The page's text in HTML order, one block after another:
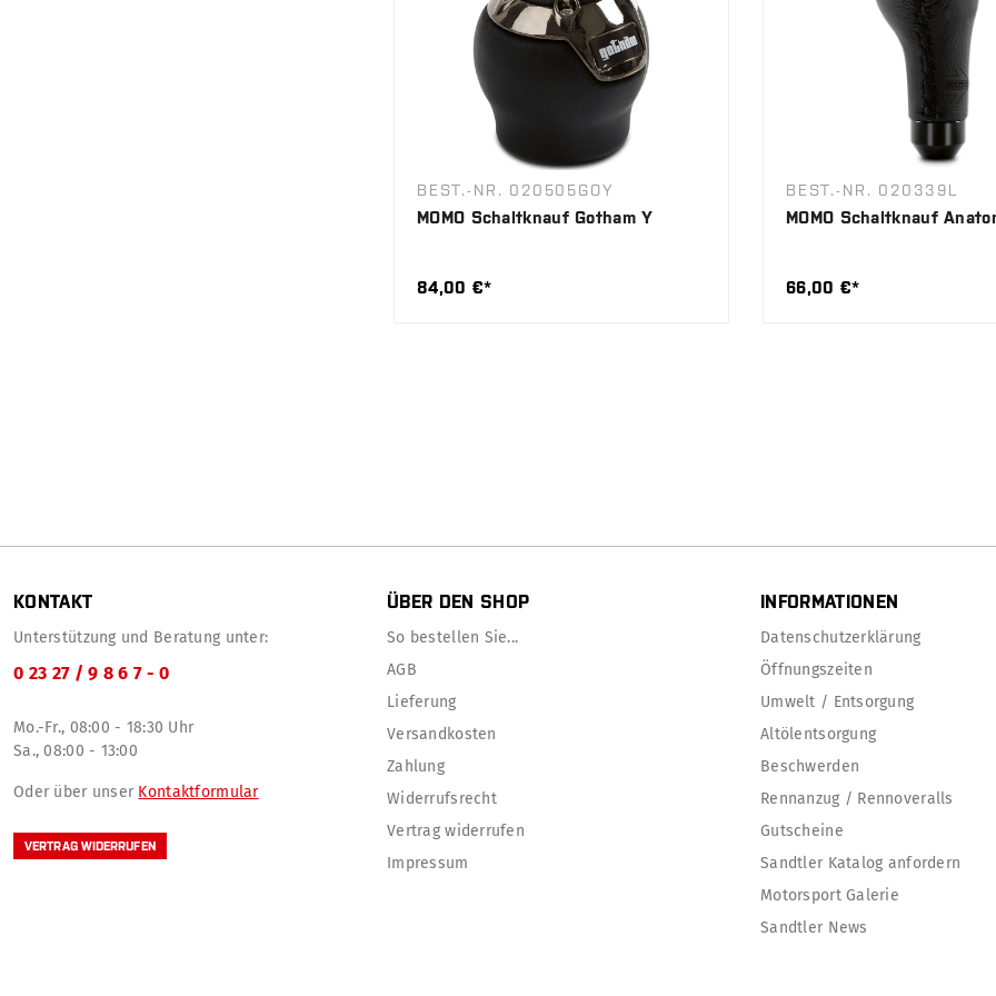
BEST.-NR. 020505GOY
MOMO Schaltknauf Gotham Y
84,00 €*
BEST.-NR. 020339L
MOMO Schaltknauf
66,00 €*
KONTAKT
Unterstützung und Beratung unter:
0 23 27 / 9 8 6 7 - 0
Mo.-Fr., 08:00 - 18:30 Uhr
Sa., 08:00 - 13:00
Oder über unser Kontaktformular
VERTRAG WIDERRUFEN
ÜBER DEN SHOP
So bestellen Sie...
AGB
Lieferung
Versandkosten
Zahlung
Widerrufsrecht
Vertrag widerrufen
Impressum
INFORMATIONEN
Datenschutzerklärung
Öffnungszeiten
Umwelt / Entsorgung
Altölentsorgung
Beschwerden
Rennanzug / Rennoveralls
Gutscheine
Sandtler Katalog anfordern
Motorsport Galerie
Sandtler News